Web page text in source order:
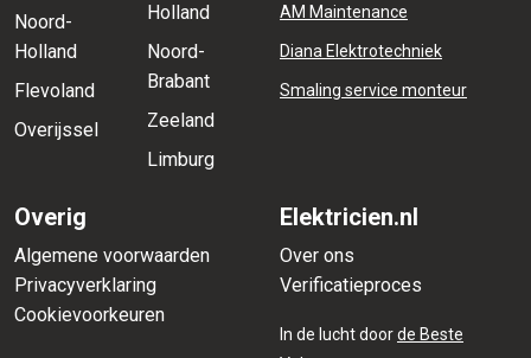
Noord-
Holland
Flevoland
Overijssel
Holland
Noord-
Brabant
Zeeland
Limburg
AM Maintenance
Diana Elektrotechniek
Smaling service monteur
Overig
Algemene voorwaarden
Privacyverklaring
Cookievoorkeuren
Elektricien.nl
Over ons
Verificatieproces
In de lucht doorde Beste